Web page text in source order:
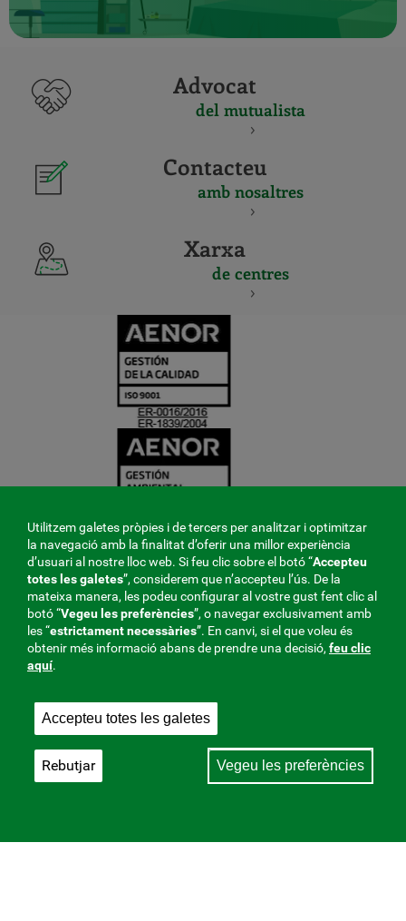
Advocat
del mutualista
Contacteu
amb nosaltres
Xarxa
de centres
Utilitzem galetes pròpies i de tercers per analitzar i optimitzar
la navegació amb la finalitat d’oferir una millor experiència
d’usuari al nostre lloc web. Si feu clic sobre el botó “Accepteu
totes les galetes”, considerem que n’accepteu l’ús. De la
mateixa manera, les podeu configurar al vostre gust fent clic al
botó “Vegeu les preferències”, o navegar exclusivament amb
les “estrictamentnecessàries”. En canvi, si el que voleu és
obtenir més informació abans de prendre una decisió, feu clic
aquí.
Accepteu totes les galetes
Vegeu les preferències
Rebutjar